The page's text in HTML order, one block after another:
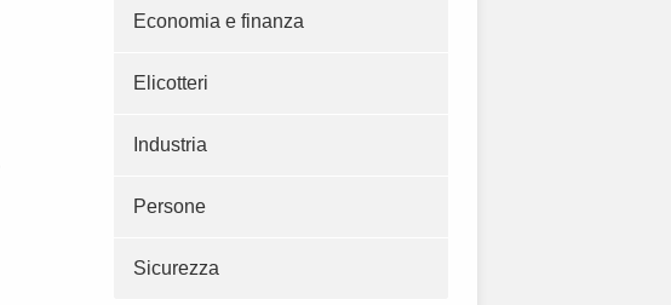
Economia e finanza
Elicotteri
Industria
Persone
Sicurezza